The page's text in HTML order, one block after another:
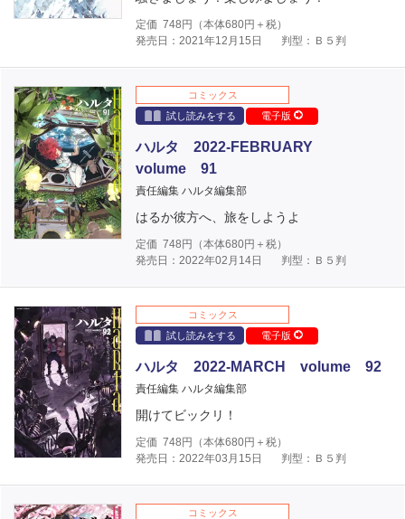
定価 748 円（本体680円＋税）
発売日：2021年12月15日
判型：Ｂ５判
コミックス
試し読みをする
電子版
ハルタ 2022-FEBRUARY
volume 91
責任編集 ハルタ編集部
はるか彼方へ、旅をしようよ
定価 748 円（本体680円＋税）
発売日：2022年02月14日
判型：Ｂ５判
コミックス
試し読みをする
電子版
ハルタ 2022-MARCH volume 92
責任編集 ハルタ編集部
開けてビックリ！
定価 748 円（本体680円＋税）
発売日：2022年03月15日
判型：Ｂ５判
コミックス